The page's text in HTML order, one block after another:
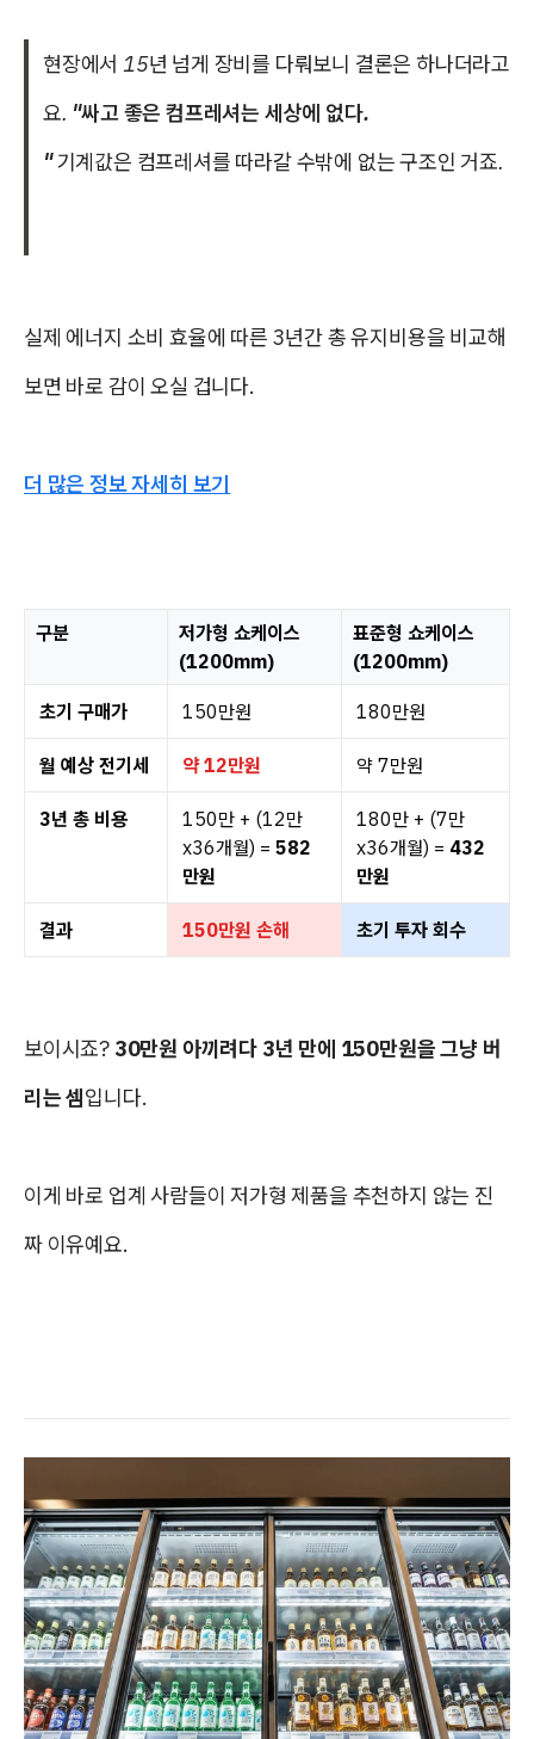
현장에서 15년 넘게 장비를 다뤄보니 결론은 하나더라고
요. "싸고 좋은 컴프레셔는 세상에 없다.
"기계값은 컴프레셔를 따라갈 수밖에 없는 구조인 거죠.
실제 에너지 소비 효율에 따른 3년간 총 유지비용을 비교해
보면 바로 감이 오실 겁니다.
더 많은 정보 자세히 보기
구분
저가형 쇼케이스
(1200mm)
표준형 쇼케이스
(1200mm)
초기 구매가 150만원 180만원
월 예상 전기세 약 12만원 약 7만원
3년 총 비용
150만 + (12만
x36개월) = 582
만원
180만 + (7만
x36개월) = 432
만원
결과 150만원 손해 초기 투자 회수
보이시죠? 30만원 아끼려다 3년 만에 150만원을 그냥 버
리는 셈입니다.
이게 바로 업계 사람들이 저가형 제품을 추천하지 않는 진
짜 이유예요.